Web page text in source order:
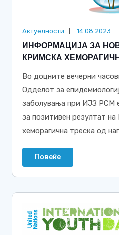
Актуелности 14.08.2023
ИНФОРМАЦИЈА ЗА
КРИМСКА
Во доцните вечерни
Одделот за
заболувања при ИЈЗ РСМ
за позитивен резултат
хеморагична треска од
Повеќе